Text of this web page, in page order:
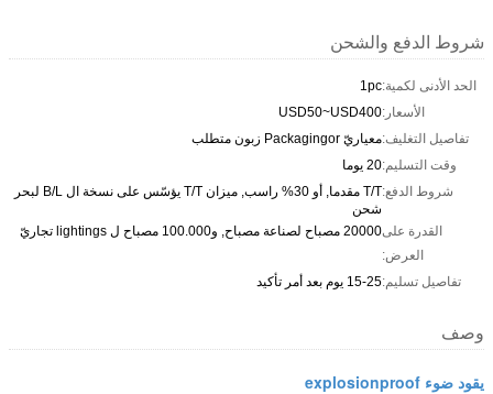
شروط الدفع والشحن
الحد الأدنى لكمية:1pc
الأسعار:USD50~USD400
تفاصيل التغليف:معياريّ Packagingor زبون متطلب
وقت التسليم:20 يوما
شروط الدفع:
T/T مقدما, أو 30% راسب, ميزان T/T يؤسّس على نسخة ال B/L لبحر
شحن
القدرة على
العرض:
20000 مصباح لصناعة مصباح, و100.000 مصباح ل lightings تجاريّ
تفاصيل تسليم:15-25 يوم بعد أمر تأكيد
وصف
يقود ضوء explosionproof